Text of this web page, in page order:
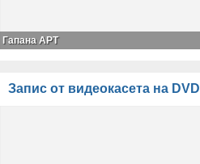
Гапана АРТ
Запис от видеокасета на DVD